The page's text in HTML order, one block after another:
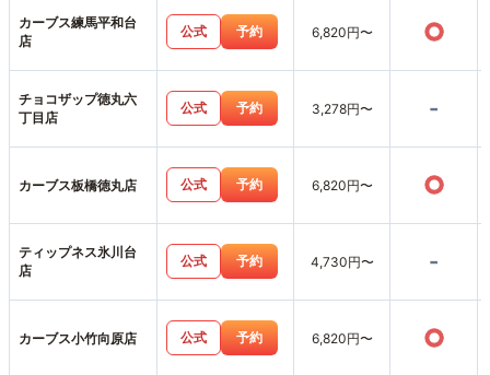
カーブス練馬平和台
店
公式 予約 6,820円〜 ○
チョコザップ徳丸六
丁目店
公式 予約 3,278円〜 -
カーブス板橋徳丸店 公式 予約 6,820円〜 ○
ティップネス氷川台
店
公式 予約 4,730円〜 -
カーブス小竹向原店 公式 予約 6,820円〜 ○